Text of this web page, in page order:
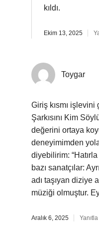
kıldı.
Ekim 13, 2025
Toygar
Giriş kısmı
Şarkısını Kim
değerini ortaya
deneyimimden
diyebilirim: “Hatırla
bazı sanatçılar:
adı taşıyan diziye
müziği olmuştur.
Aralık 6, 2025 Yanıtla